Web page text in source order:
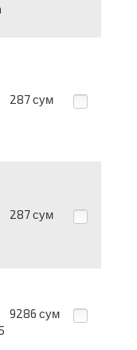
287 сум
287 сум
9286 сум